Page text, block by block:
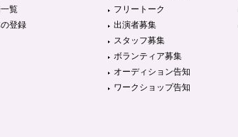
覧
登録
フリートーク
出演者募集
スタッフ募集
ボランティア募集
オーディション告知
ワークショップ告知